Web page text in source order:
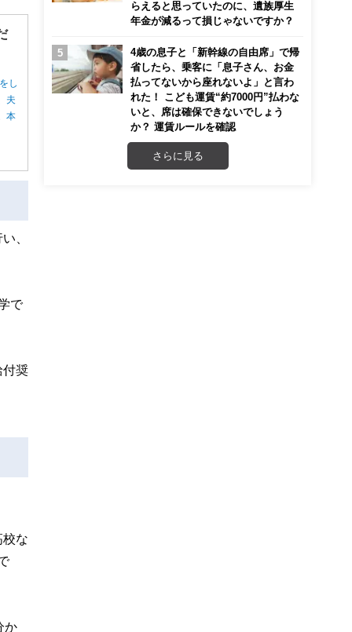
し
夫
本
、
で
付奨
校な
か
らえると思っていたのに、遺族厚生
年金が減るって損じゃないですか？
4歳の息子と「新幹線の自由席」で帰
省したら、乗客に「息子さん、お金
払ってないから座れないよ」と言わ
れた！ こども運賃“約7000円”払わな
いと、席は確保できないでしょう
か？ 運賃ルールを確認
さらに見る